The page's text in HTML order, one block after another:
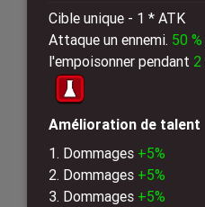
Cible unique - 1 * ATK
Attaque un ennemi. 50 %
l'empoisonner pendant 2
Amélioration de talent
1. Dommages +5%
2. Dommages +5%
3. Dommages +5%